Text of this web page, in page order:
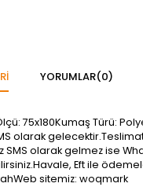
YORUMLAR(0)
75x180Kumaş Türü:
olarak
SMS olarak gelmez ise
Eft ile
sitemiz: woqmark